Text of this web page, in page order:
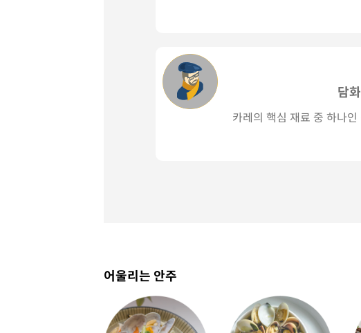
담화
카레의 핵심 재료 중 하나
어울리는 안주